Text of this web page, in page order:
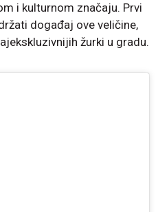
i kulturnom značaju. Prvi
događaj ove veličine,
žurki u gradu.